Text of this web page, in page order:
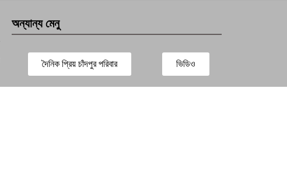
অন্যান্য মেনু
দৈনিক প্রিয় চাঁদপুর পরিবার ভিডিও